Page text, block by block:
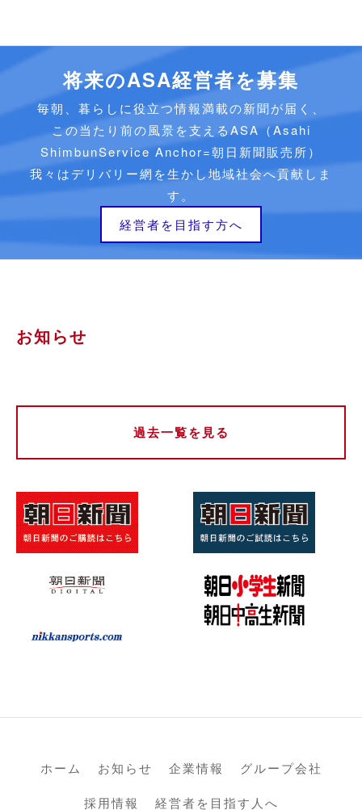
将来のASA経営者を募集
毎朝、暮らしに役立つ情報満載の新聞が届く、
この当たり前の風景を支えるASA（Asahi
ShimbunService Anchor=朝日新聞販売所）
我々はデリバリー網を生かし地域社会へ貢献しま
す。
経営者を目指す方へ
お知らせ
過去一覧を見る
ホーム お知らせ 企業情報 グループ会社
採用情報 経営者を目指す人へ